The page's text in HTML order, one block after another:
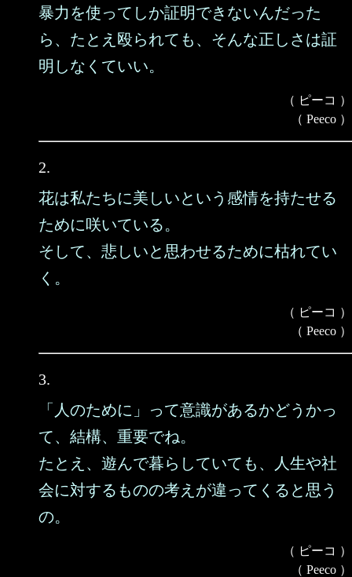
暴力を使ってしか証明できないんだった
ら、たとえ殴られても、そんな正しさは証
明しなくていい。
（ ピーコ ）
（ Peeco ）
2.
花は私たちに美しいという感情を持たせる
ために咲いている。
そして、悲しいと思わせるために枯れてい
く。
（ ピーコ ）
（ Peeco ）
3.
「人のために」って意識があるかどうかっ
て、結構、重要でね。
たとえ、遊んで暮らしていても、人生や社
会に対するものの考えが違ってくると思う
の。
（ ピーコ ）
（ Peeco ）